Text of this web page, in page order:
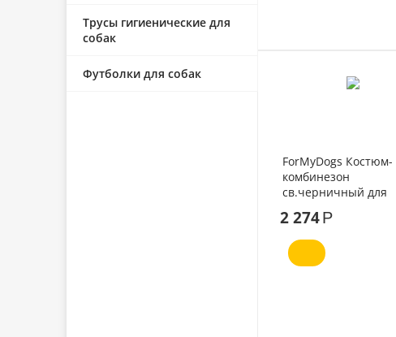
Трусы гигиенические для
собак
Футболки для собак
ForMyDogs Костюм-
комбинезон
св.черничный для
2 274Р